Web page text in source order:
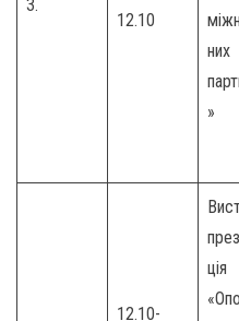
3.
12.10
них
»
12.10-
ція